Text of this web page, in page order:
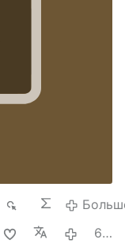
6 дня назад